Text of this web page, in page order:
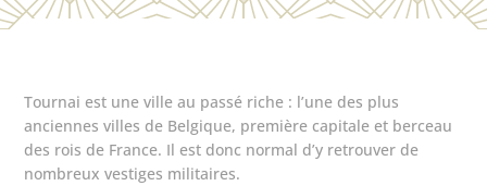
Tournai est une ville au passé riche : l’une des plus
anciennes villes de Belgique, première capitale et berceau
des rois de France. Il est donc normal d’y retrouver de
nombreux vestiges militaires.